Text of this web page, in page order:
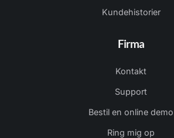
Kundehistorier
Firma
Kontakt
Support
Bestil en online demo
Ring mig op